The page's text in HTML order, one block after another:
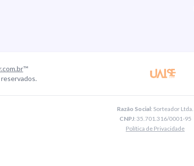
™
Razão Social: Sorteador Ltda.
CNPJ: 35.701.316/0001-95
Política de Privacidade